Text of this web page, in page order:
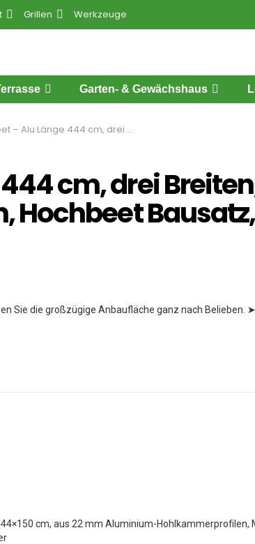
Grillen Werkzeuge
Garten- & Gewächshaus
Breiten, MADE IN AUSTRIA, wartungsfrei, 4 Farben, Hochbeet Bausatz, Hochbeet Metall, Hochbeet Aluminium
cm, drei Breiten,
Hochbeet
Sie die großzügige Anbaufläche ganz nach Belieben.
cm, aus 22 mm Aluminium-Hohlkammerprofilen,